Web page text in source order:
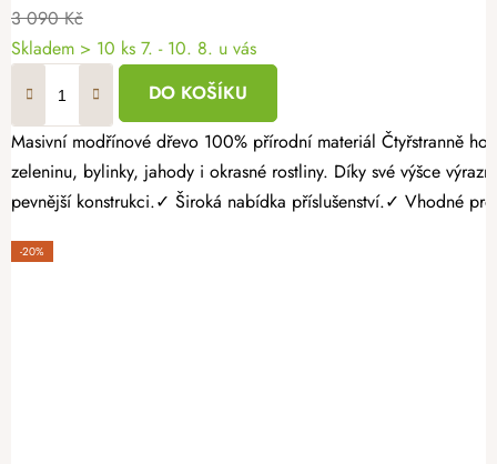
3 090 Kč
Skladem > 10 ks 7. - 10. 8. u vás
DO KOŠÍKU
Masivní modřínové dřevo 100% přírodní materiál Čtyřstranně hoblovaný masiv Vytvořte si zahrádku přesně podle svých představ. Modřínový vyvýšený záhon 160 × 100 × 40 cm nabízí velkorysý prostor pro
zeleninu, bylinky, jahody i okrasné rostliny. Díky své výšce
pevnější konstrukci.✓ Široká nabídka příslušenství.✓ Vhodné
-20%